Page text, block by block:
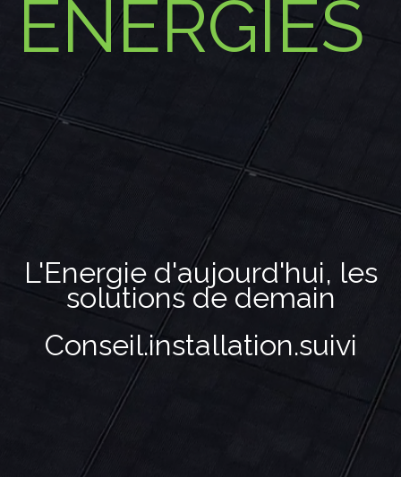
ENERGIES
L'Energie d'aujourd'hui, les
solutions de demain
Conseil.installation.suivi